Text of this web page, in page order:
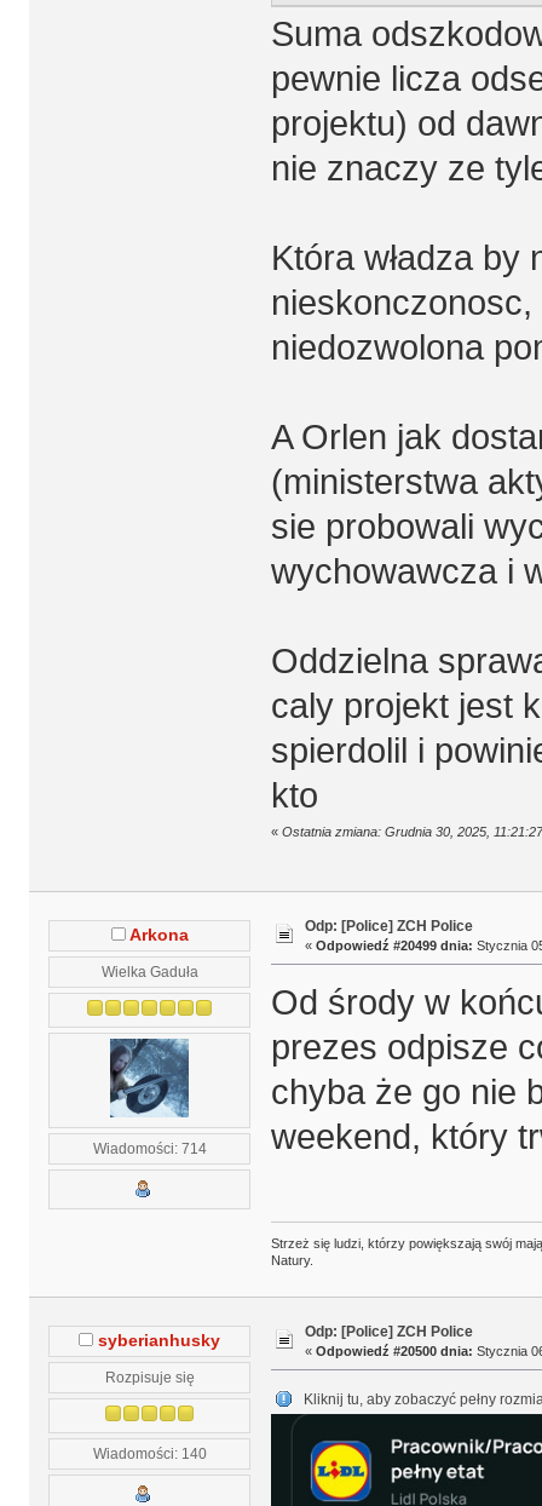
Suma
pewnie licza
projektu) od
nie znaczy ze
Która władza
niedozwolona
A Orlen jak
(ministerstwa
sie probowali
wychowawcza i
Oddzielna
caly projekt jest
spierdolil i
kto
« Ostatnia zmiana: Grudnia 30, 2025,
Arkona
Wielka Gaduła
Wiadomości: 714
Odp: [Police] ZCH Police
« Odpowiedź #20499 dnia: Stycznia
Od środy w
prezes odpisze
chyba że go nie
weekend, który
Strzeż się ludzi, którzy powiększają swój
Natury.
syberianhusky
Rozpisuje się
Wiadomości: 140
Odp: [Police] ZCH Police
« Odpowiedź #20500 dnia: Stycznia
Kliknij tu, aby zobaczyć pełny